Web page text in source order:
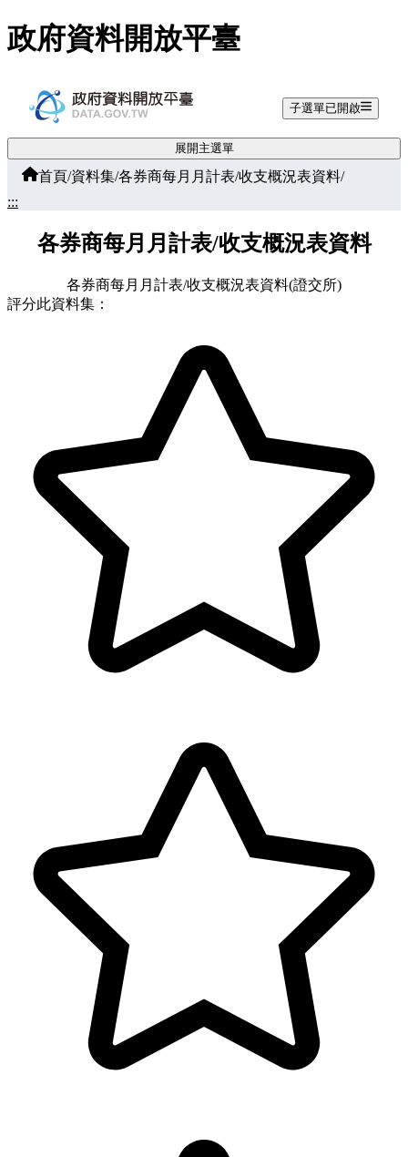
跳至主要內容
政府資料開放平臺
子選單已開啟
展開主選單
首頁/資料集/各券商每月月計表/收支概況表資料/
:::
各券商每月月計表/收支概況表資料
各券商每月月計表/收支概況表資料(證交所)
評分此資料集：